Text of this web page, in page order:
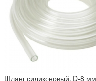
Шланг силиконовый, D-8 мм